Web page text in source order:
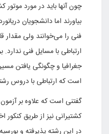
چون آنها باید در مورد
بیاورند اما دانشجویان
فنی را می‌خوانند ولی مقدار
ارتباطی با مسایل فنی
جغرافیا و چگونگی یافتن
است که ارتباطی با دروس
گفتنی است که علاوه بر
کشتیرانی نیز از طریق
در این رشته پذیرفته و